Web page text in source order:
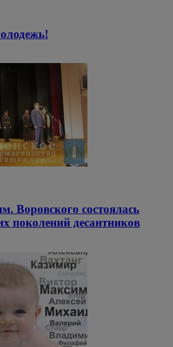
Воровского состоялась
поколений десантников